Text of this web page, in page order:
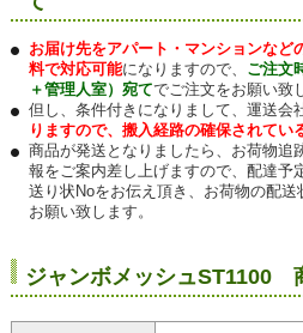
お届け先をアパート・マンションなど
料で対応可能になりますので、 ご注文
＋管理人室）宛てでご注文をお願い致
但し、条件付きになりまして、運送会
りますので、搬入経路の確保されてい
商品が発送となりましたら、お荷物追
報をご案内差し上げますので、配達予
送り状Noをお伝え頂き、お荷物の配
お願い致します。
ジャンボメッシュST1100